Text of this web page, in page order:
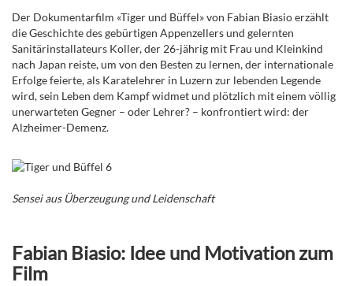
Der Dokumentarfilm «Tiger und Büffel» von Fabian Biasio erzählt
die Geschichte des gebürtigen Appenzellers und gelernten
Sanitärinstallateurs Koller, der 26-jährig mit Frau und Kleinkind
nach Japan reiste, um von den Besten zu lernen, der internationale
Erfolge feierte, als Karatelehrer in Luzern zur lebenden Legende
wird, sein Leben dem Kampf widmet und plötzlich mit einem völlig
unerwarteten Gegner – oder Lehrer? – konfrontiert wird: der
Alzheimer-Demenz.
Sensei aus Überzeugung und Leidenschaft
Fabian Biasio: Idee und Motivation zum
Film